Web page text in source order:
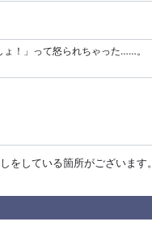
！」って怒られちゃった……。
している箇所がございます。